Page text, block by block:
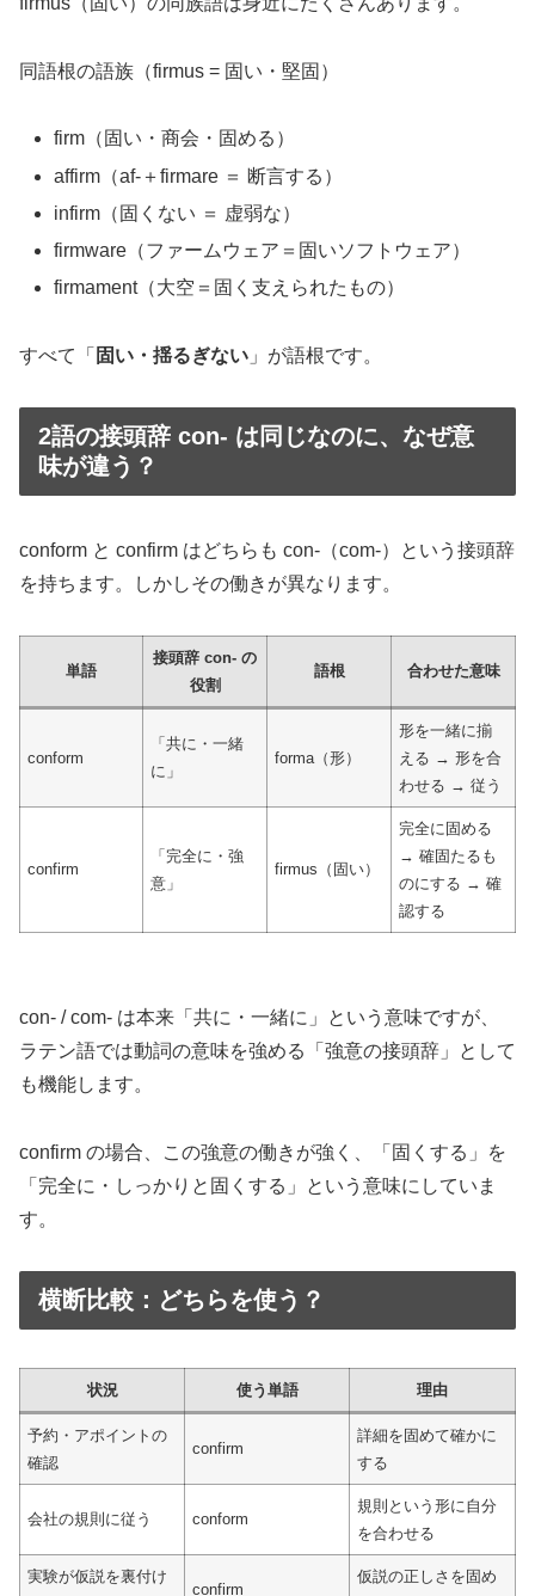
同語根の語族（firmus = 固い・堅固）
firm（固い・商会・固める）
affirm（af-＋firmare ＝ 断言する）
infirm（固くない ＝ 虚弱な）
firmware（ファームウェア＝固いソフトウェア）
firmament（大空＝固く支えられたもの）
すべて「 固い・揺るぎない 」が語根です。
2語の接頭辞 con- は同じなのに、なぜ意
味が違う？
conform と confirm はどちらも con-（com-）という接頭辞
を持ちます。しかしその働きが異なります。
単語
接頭辞 con- の
役割
語根 合わせた意味
conform
「共に・一緒
に」
forma（形）
形を一緒に揃
える → 形を合
わせる → 従う
confirm
「完全に・強
意」
firmus（固い）
完全に固める
→ 確固たるも
のにする → 確
認する
con- / com- は本来「共に・一緒に」という意味ですが、
ラテン語では動詞の意味を強める「強意の接頭辞」として
も機能します。
confirm の場合、この強意の働きが強く、「固くする」を
「完全に・しっかりと固くする」という意味にしていま
す。
横断比較：どちらを使う？
状況 使う単語 理由
予約・アポイントの
確認
confirm
詳細を固めて確かに
する
会社の規則に従う conform
規則という形に自分
を合わせる
実験が仮説を裏付け
confirm
仮説の正しさを固め